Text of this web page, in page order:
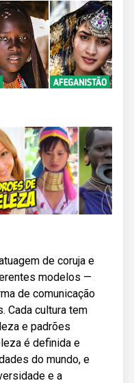
de coruja e
modelos —
de comunicação
Cada cultura tem
e padrões
é definida e
do mundo, e
e a